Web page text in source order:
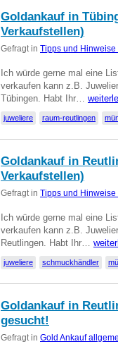
Goldankauf in
Verkaufstellen)
Gefragt in Tipps und Hinweise
Ich würde gerne mal eine
verkaufen kann z.B.
Tübingen. Habt Ihr…
juweliere raum-reutlingen
Goldankauf in
Verkaufstellen)
Gefragt in Tipps und Hinweise
Ich würde gerne mal eine
verkaufen kann z.B.
Reutlingen. Habt Ihr…
juweliere schmuckhändler
Goldankauf in
gesucht!
Gefragt in Gold Ankauf